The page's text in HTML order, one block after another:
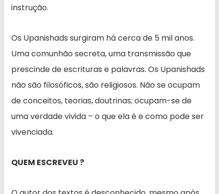
instrução.
Os Upanishads surgiram há cerca de 5 mil anos.
Uma comunhão secreta, uma transmissão que
prescinde de escrituras e palavras. Os Upanishads
não são filosóficos, são religiosos. Não se ocupam
de conceitos, teorias, doutrinas; ocupam-se de
uma verdade vivida – o que ela é e como pode ser
vivenciada.
QUEM ESCREVEU ?